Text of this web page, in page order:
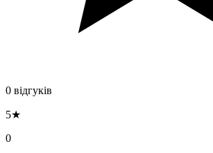
0 відгуків
5★
0